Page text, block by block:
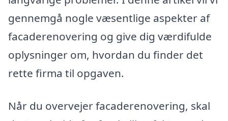
gennemgå nogle væsentlige aspekter af
facaderenovering og give dig værdifulde
oplysninger om, hvordan du finder det
rette firma til opgaven.
Når du overvejer facaderenovering, skal